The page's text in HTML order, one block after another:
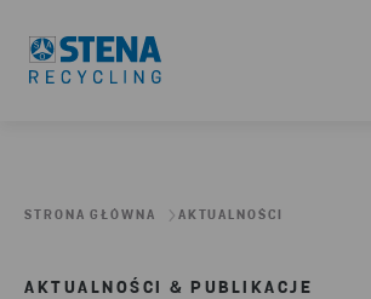
STRONA GŁÓWNA AKTUALNOŚCI
AKTUALNOŚCI & PUBLIKACJE